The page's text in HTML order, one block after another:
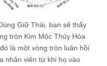
Giữ Thải, bạn sẽ thấy
tròn Kim Mộc Thủy Hỏa
là một vòng tròn luân hồi
nhân viên từ khi họ vào